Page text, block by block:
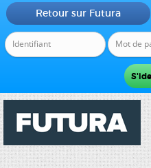
Retour sur Futura